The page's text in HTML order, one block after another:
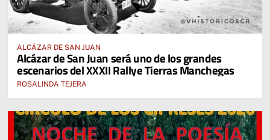
ALCÁZAR DE SAN JUAN
Alcázar de San Juan será uno de los grandes
escenarios del XXXII Rallye Tierras Manchegas
ROSALINDA TEJERA